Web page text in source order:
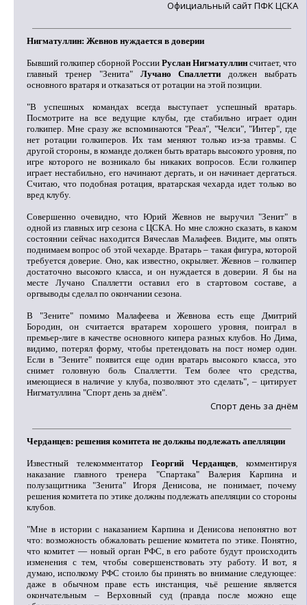
Официальный сайт ПФК ЦСКА
Нигматуллин: Жевнов нуждается в доверии
Бывший голкипер сборной России Руслан Нигматуллин считает, что
главный тренер "Зенита" Лучано Спаллетти должен выбрать
основного вратаря и отказаться от ротации на этой позиции.
"В успешных командах всегда выступает успешный вратарь.
Посмотрите на все ведущие клубы, где стабильно играет один
голкипер. Мне сразу же вспоминаются "Реал", "Челси", "Интер", где
нет ротации голкиперов. Их там меняют только из-за травмы. С
другой стороны, в команде должен быть вратарь высокого уровня, по
игре которого не возникало бы никаких вопросов. Если голкипер
играет нестабильно, его начинают дергать, и он начинает дергаться.
Считаю, что подобная ротация, вратарская чехарда идет только во
вред клубу.
Совершенно очевидно, что Юрий Жевнов не выручил "Зенит" в
одной из главных игр сезона с ЦСКА. Но мне сложно сказать, в каком
состоянии сейчас находится Вячеслав Малафеев. Видите, мы опять
поднимаем вопрос об этой чехарде. Вратарь – такая фигура, которой
требуется доверие. Оно, как известно, окрыляет. Жевнов – голкипер
достаточно высокого класса, и он нуждается в доверии. Я бы на
месте Лучано Спаллетти оставил его в стартовом составе, а
оргвыводы сделал по окончании сезона.
В "Зените" помимо Малафеева и Жевнова есть еще Дмитрий
Бородин, он считается вратарем хорошего уровня, поиграл в
премьер-лиге в качестве основного кипера разных клубов. Но Дима,
видимо, потерял форму, чтобы претендовать на пост номер один.
Если в "Зените" появится еще один вратарь высокого класса, это
снимет головную боль Спаллетти. Тем более что средства,
имеющиеся в наличие у клуба, позволяют это сделать", – цитирует
Нигматуллина "Спорт день за днём".
Спорт день за днём
Черданцев: решения комитета не должны подлежать апелляции
Известный телекомментатор Георгий Черданцев, комментируя
наказание главного тренера "Спартака" Валерия Карпина и
полузащитника "Зенита" Игоря Денисова, не понимает, почему
решения комитета по этике должны подлежать апелляции со стороны
клубов.
"Мне в истории с наказанием Карпина и Денисова непонятно вот
что: возможность обжаловать решение комитета по этике. Понятно,
что комитет — новый орган РФС, в его работе будут происходить
изменения с тем, чтобы совершенствовать эту работу. И вот, я
думаю, исполкому РФС стоило бы принять во внимание следующее:
даже в обычном праве есть инстанция, чьё решение является
окончательным – Верховный суд (правда после можно еще